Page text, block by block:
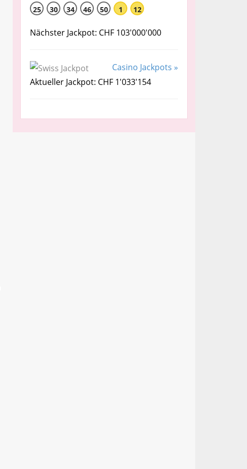
25 30 34 46 50 1 12
Nächster Jackpot: CHF 103'000'000
Casino Jackpots »
Aktueller Jackpot: CHF 1'033'154